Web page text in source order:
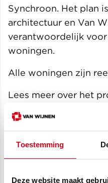
Toestemming
Deze website maakt
Synchroon. Het plan
architectuur en Van
verantwoordelijk
woningen.
Alle woningen zijn
Lees meer over het